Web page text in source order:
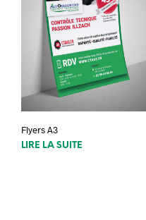
Flyers A3
LIRE LA SUITE